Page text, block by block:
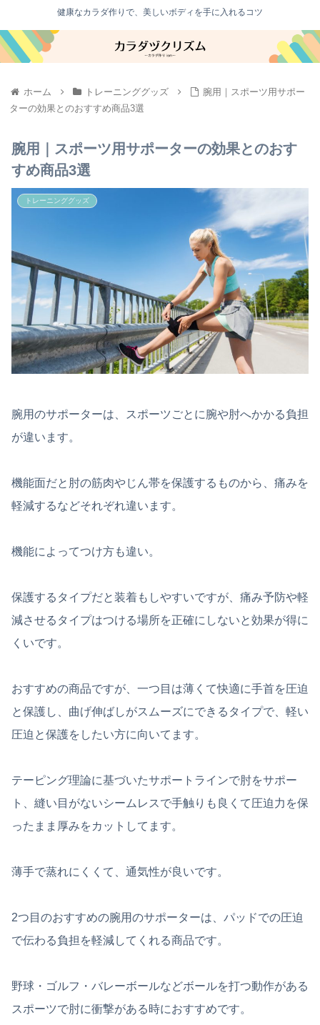
健康なカラダ作りで、美しいボディを手に入れるコツ
ホーム トレーニンググッズ
腕用｜スポーツ用サポー
ターの効果とのおすすめ商品3選
腕用｜スポーツ用サポーターの効果とのおす
すめ商品3選
トレーニンググッズ
腕用のサポーターは、スポーツごとに腕や肘へかかる負担
が違います。
機能面だと肘の筋肉やじん帯を保護するものから、痛みを
軽減するなどそれぞれ違います。
機能によってつけ方も違い。
保護するタイプだと装着もしやすいですが、痛み予防や軽
減させるタイプはつける場所を正確にしないと効果が得に
くいです。
おすすめの商品ですが、一つ目は薄くて快適に手首を圧迫
と保護し、曲げ伸ばしがスムーズにできるタイプで、軽い
圧迫と保護をしたい方に向いてます。
テーピング理論に基づいたサポートラインで肘をサポー
ト、縫い目がないシームレスで手触りも良くて圧迫力を保
ったまま厚みをカットしてます。
薄手で蒸れにくくて、通気性が良いです。
2つ目のおすすめの腕用のサポーターは、パッドでの圧迫
で伝わる負担を軽減してくれる商品です。
野球・ゴルフ・バレーボールなどボールを打つ動作がある
スポーツで肘に衝撃がある時におすすめです。